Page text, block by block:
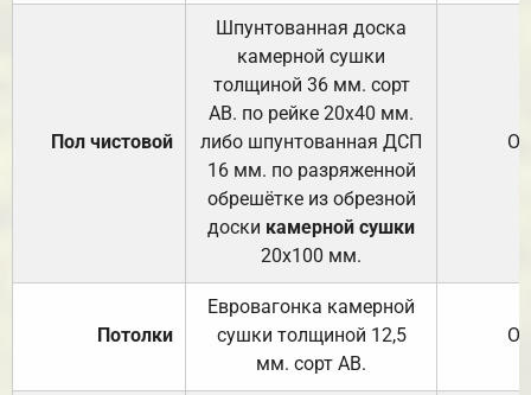
Пол чистовой
Шпунтованная доска
камерной сушки
толщиной 36 мм. сорт
АВ. по рейке 20х40 мм.
либо шпунтованная ДСП
16 мм. по разряженной
обрешётке из обрезной
доски камерной сушки
20х100 мм.
Потолки
Евровагонка камерной
сушки толщиной 12,5
мм. сорт АВ.